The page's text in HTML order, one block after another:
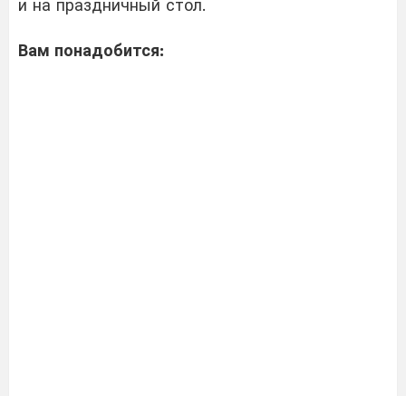
и на праздничный стол.
Вам понадобится: